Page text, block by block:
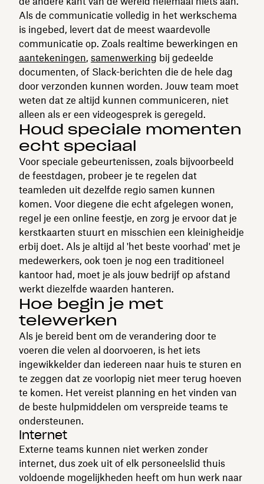
Als de communicatie volledig in het werkschema
is ingebed, levert dat de meest waardevolle
communicatie op. Zoals realtime bewerkingen en
aantekeningen, samenwerking bij gedeelde
documenten, of Slack-berichten die de hele dag
door verzonden kunnen worden. Jouw team moet
weten dat ze altijd kunnen communiceren, niet
alleen als er een videogesprek is geregeld.
Houd speciale momenten
echt speciaal
Voor speciale gebeurtenissen, zoals bijvoorbeeld
de feestdagen, probeer je te regelen dat
teamleden uit dezelfde regio samen kunnen
komen. Voor diegene die echt afgelegen wonen,
regel je een online feestje, en zorg je ervoor dat je
kerstkaarten stuurt en misschien een kleinigheidje
erbij doet. Als je altijd al 'het beste voorhad' met je
medewerkers, ook toen je nog een traditioneel
kantoor had, moet je als jouw bedrijf op afstand
werkt diezelfde waarden hanteren.
Hoe begin je met
telewerken
Als je bereid bent om de verandering door te
voeren die velen al doorvoeren, is het iets
ingewikkelder dan iedereen naar huis te sturen en
te zeggen dat ze voorlopig niet meer terug hoeven
te komen. Het vereist planning en het vinden van
de beste hulpmiddelen om verspreide teams te
ondersteunen.
Internet
Externe teams kunnen niet werken zonder
internet, dus zoek uit of elk personeelslid thuis
voldoende mogelijkheden heeft om hun werk naar